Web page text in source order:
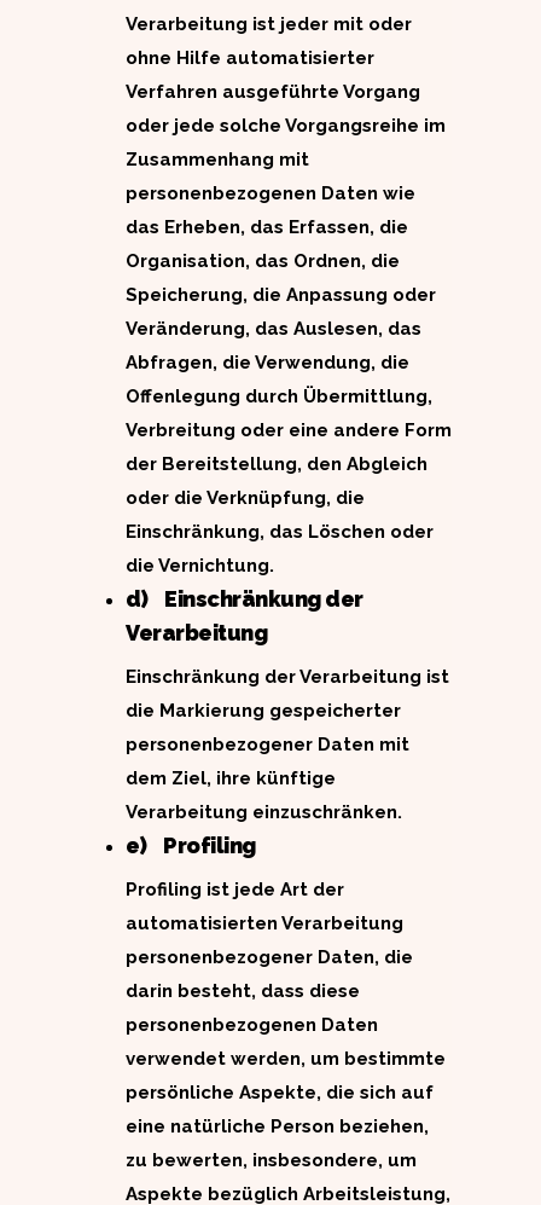
Verarbeitung ist jeder mit oder
ohne Hilfe automatisierter
Verfahren ausgeführte Vorgang
oder jede solche Vorgangsreihe im
Zusammenhang mit
personenbezogenen Daten wie
das Erheben, das Erfassen, die
Organisation, das Ordnen, die
Speicherung, die Anpassung oder
Veränderung, das Auslesen, das
Abfragen, die Verwendung, die
Offenlegung durch Übermittlung,
Verbreitung oder eine andere Form
der Bereitstellung, den Abgleich
oder die Verknüpfung, die
Einschränkung, das Löschen oder
die Vernichtung.
d) Einschränkung der
Verarbeitung
Einschränkung der Verarbeitung ist
die Markierung gespeicherter
personenbezogener Daten mit
dem Ziel, ihre künftige
Verarbeitung einzuschränken.
e) Profiling
Profiling ist jede Art der
automatisierten Verarbeitung
personenbezogener Daten, die
darin besteht, dass diese
personenbezogenen Daten
verwendet werden, um bestimmte
persönliche Aspekte, die sich auf
eine natürliche Person beziehen,
zu bewerten, insbesondere, um
Aspekte bezüglich Arbeitsleistung,